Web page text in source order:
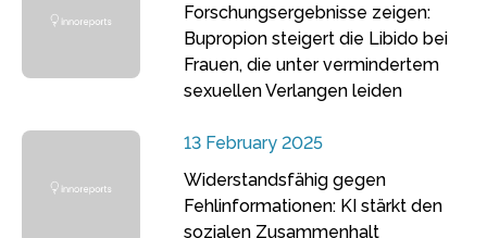
Forschungsergebnisse zeigen:
Bupropion steigert die Libido bei
Frauen, die unter vermindertem
sexuellen Verlangen leiden
13 February 2025
Widerstandsfähig gegen
Fehlinformationen: KI stärkt den
sozialen Zusammenhalt